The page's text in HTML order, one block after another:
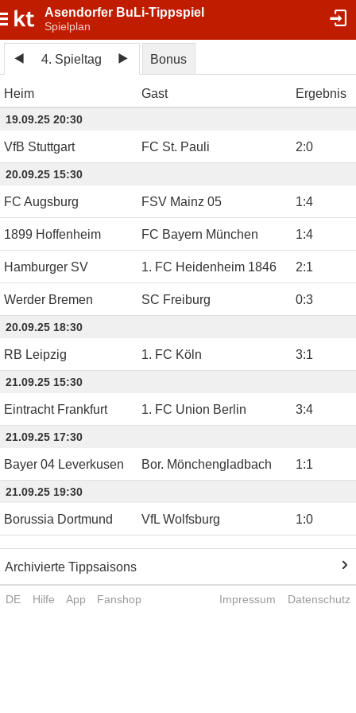
Asendorfer BuLi-Tippspiel
Spielplan
4. Spieltag Bonus
Heim Gast Ergebnis
19.09.25 20:30
VfB Stuttgart FC St. Pauli 2:0
20.09.25 15:30
FC Augsburg FSV Mainz 05 1:4
1899 Hoffenheim FC Bayern München 1:4
Hamburger SV 1. FC Heidenheim 1846 2:1
Werder Bremen SC Freiburg 0:3
20.09.25 18:30
RB Leipzig 1. FC Köln 3:1
21.09.25 15:30
Eintracht Frankfurt 1. FC Union Berlin 3:4
21.09.25 17:30
Bayer 04 Leverkusen Bor. Mönchengladbach 1:1
21.09.25 19:30
Borussia Dortmund VfL Wolfsburg 1:0
Archivierte Tippsaisons
DE Hilfe App Fanshop Impressum Datenschutz